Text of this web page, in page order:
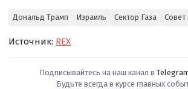
Дональд Трамп Израиль Сектор Газа Совет
Источник: REX
Подписывайтесь на наш канал в
Будьте всегда в курсе главных